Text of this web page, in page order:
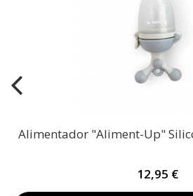
Alimentador "Aliment-Up"
12,95 €